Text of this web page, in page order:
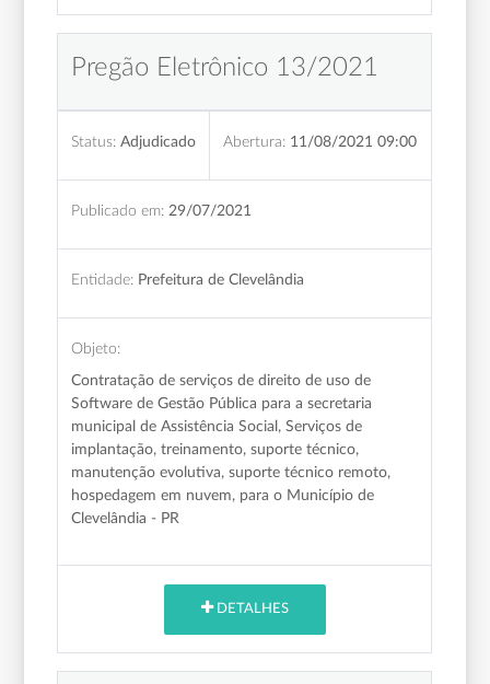
Pregão Eletrônico 13/2021
Status: Adjudicado Abertura: 11/08/2021 09:00
Publicado em: 29/07/2021
Entidade: Prefeitura de Clevelândia
Objeto:
Contratação de serviços de direito de uso de
Software de Gestão Pública para a secretaria
municipal de Assistência Social, Serviços de
implantação, treinamento, suporte técnico,
manutenção evolutiva, suporte técnico remoto,
hospedagem em nuvem, para o Município de
Clevelândia - PR
DETALHES